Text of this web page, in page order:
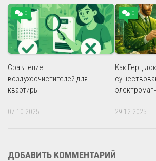
0
Сравнение
воздухоочистителей для
квартиры
07.10.2025
0
Как Герц
29.12.2025
ДОБАВИТЬ КОММЕНТАРИЙ